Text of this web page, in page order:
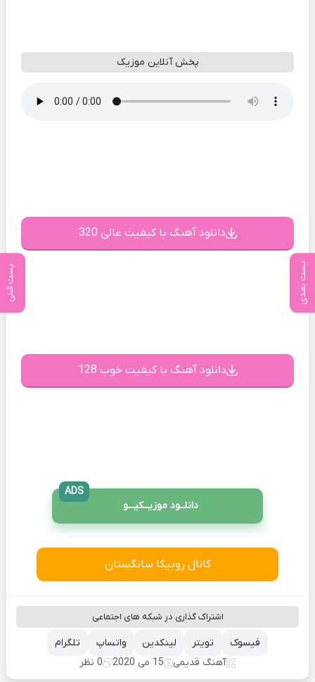
پست بعدی پست قبلی
پخش آنلاین موزیک
دانلود آهنگ با کیفیت عالی 320
دانلود آهنگ با کیفیت خوب 128
دانلــود موزیــکیـــو
ADS
کانال روبیکا سانگستان
اشتراک گذاری در شبکه های اجتماعی
تلگرام واتساپ لینکدین تویتر
فیسوک
آهنگ قدیمی
15 می 2020 0 نظر